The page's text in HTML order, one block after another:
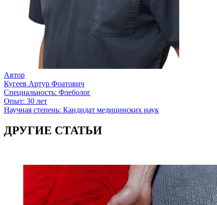
Автор
Кугеев Артур Фоатович
Специальность: Флеболог
Опыт: 30 лет
Научная степень: Кандидат медицинских наук
ДРУГИЕ СТАТЬИ